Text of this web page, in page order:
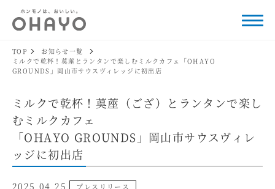
TOP
お知らせ一覧
ミルクで乾杯！茣蓙とランタンで楽しむミルクカフェ「OHAYO
GROUNDS」岡山市サウスヴィレッジに初出店
ミルクで乾杯！茣蓙（ござ）とランタンで楽し
むミルクカフェ
「OHAYO GROUNDS」岡山市サウスヴィレ
ッジに初出店
2025.04.25 プレスリリース